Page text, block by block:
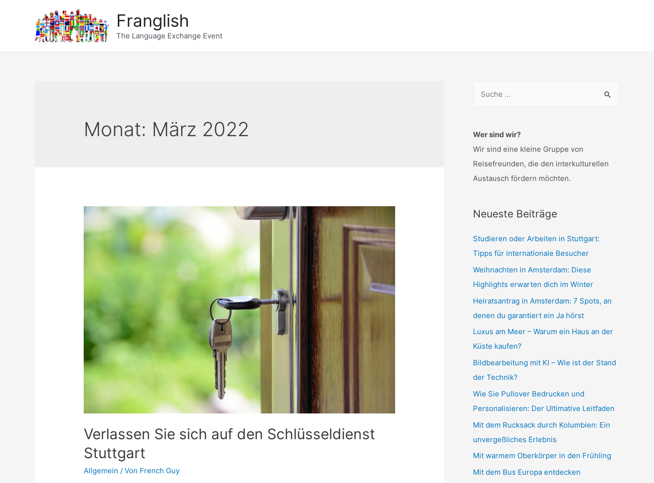
Franglish
The Language Exchange Event
Monat: März 2022
Verlassen Sie sich auf den Schlüsseldienst
Stuttgart
Allgemein / Von French Guy
h
e
n
n
h
:
Wer sind wir?
Wir sind eine kleine Gruppe von
Reisefreunden, die den interkulturellen
Austausch fördern möchten.
Neueste Beiträge
Studieren oder Arbeiten in Stuttgart:
Tipps für internationale Besucher
Weihnachten in Amsterdam: Diese
Highlights erwarten dich im Winter
Heiratsantrag in Amsterdam: 7 Spots, an
denen du garantiert ein Ja hörst
Luxus am Meer – Warum ein Haus an der
Küste kaufen?
Bildbearbeitung mit KI – Wie ist der Stand
der Technik?
Wie Sie Pullover Bedrucken und
Personalisieren: Der Ultimative Leitfaden
Mit dem Rucksack durch Kolumbien: Ein
unvergeßliches Erlebnis
Mit warmem Oberkörper in den Frühling
Mit dem Bus Europa entdecken